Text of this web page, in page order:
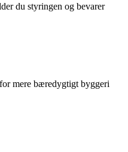
du styringen og bevarer
mere bæredygtigt byggeri